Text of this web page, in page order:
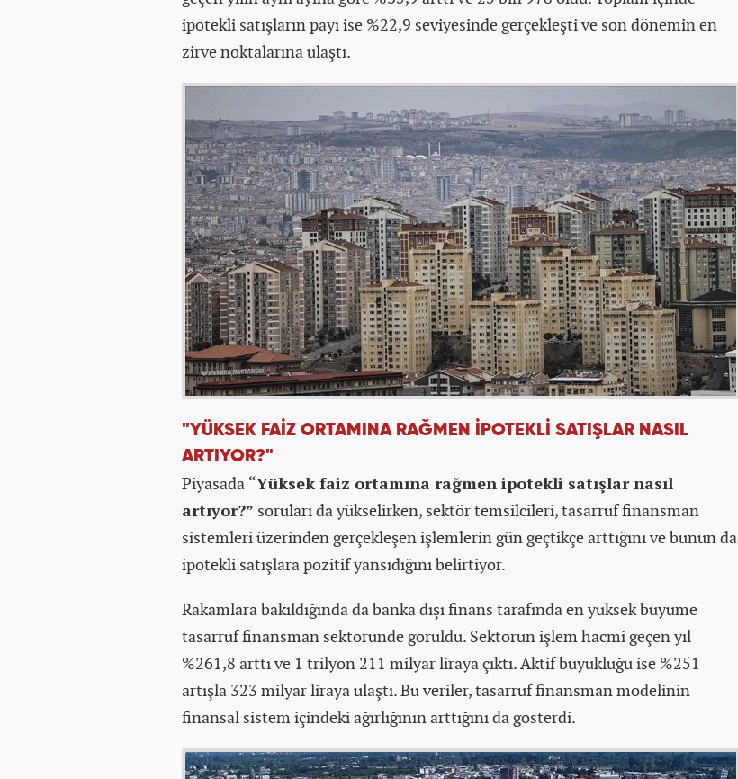
ipotekli satışların payı ise %22,9 seviyesinde gerçekleşti ve son dönemin en
zirve noktalarına ulaştı.
"YÜKSEK FAİZ ORTAMINA RAĞMEN İPOTEKLİ SATIŞLAR NASIL
ARTIYOR?"
Piyasada “Yüksek faiz ortamına rağmen ipotekli satışlar nasıl
artıyor?” soruları da yükselirken, sektör temsilcileri, tasarruf finansman
sistemleri üzerinden gerçekleşen işlemlerin gün geçtikçe arttığını ve bunun da
ipotekli satışlara pozitif yansıdığını belirtiyor.
Rakamlara bakıldığında da banka dışı finans tarafında en yüksek büyüme
tasarruf finansman sektöründe görüldü. Sektörün işlem hacmi geçen yıl
%261,8 arttı ve 1 trilyon 211 milyar liraya çıktı. Aktif büyüklüğü ise %251
artışla 323 milyar liraya ulaştı. Bu veriler, tasarruf finansman modelinin
finansal sistem içindeki ağırlığının arttığını da gösterdi.